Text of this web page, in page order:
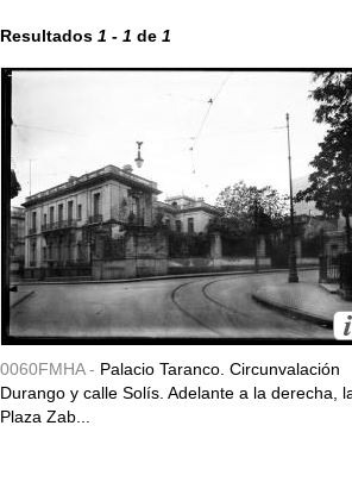
Resultados 1 - 1 de 1
0060FMHA - Palacio Taranco. Circunvalación
Durango y calle Solís. Adelante a la derecha,
Plaza Zab...